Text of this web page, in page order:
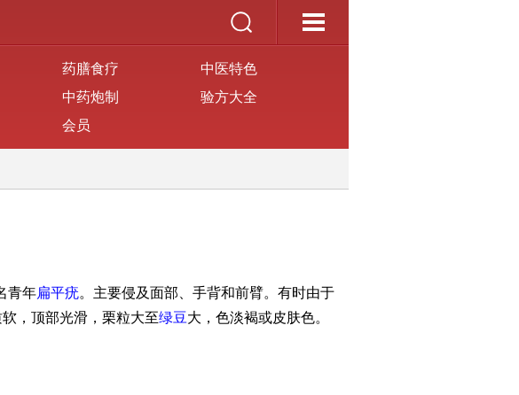
药膳食疗
中医特色
中药炮制
验方大全
会员
青年扁平疣。主要侵及面部、手背和前臂。有时由于
，顶部光滑，栗粒大至绿豆大，色淡褐或皮肤色。